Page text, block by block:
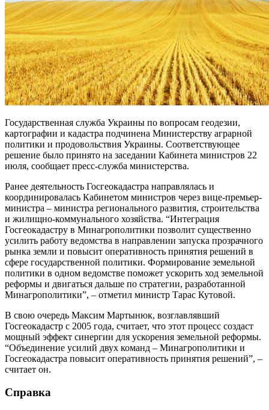
Государственная служба Украины по вопросам геодезии,
картографии и кадастра подчинена Министерству аграрной
политики и продовольствия Украины. Соответствующее
решение было принято на заседании Кабинета министров 22
июля, сообщает пресс-служба министерства.
Ранее деятельность Госгеокадастра направлялась и
координировалась Кабинетом министров через вице-премьер-
министра – министра регионального развития, строительства
и жилищно-коммунального хозяйства. “Интеграция
Госгеокадастру в Минагрополитики позволит существенно
усилить работу ведомства в направлении запуска прозрачного
рынка земли и повысит оперативность принятия решений в
сфере государственной политики. Формирование земельной
политики в одном ведомстве поможет ускорить ход земельной
реформы и двигаться дальше по стратегии, разработанной
Минагрополитики”, – отметил министр Тарас Кутовой.
В свою очередь Максим Мартынюк, возглавлявший
Госгеокадастр с 2005 года, считает, что этот процесс создаст
мощный эффект синергии для ускорения земельной реформы.
“Объединение усилий двух команд – Минагрополитики и
Госгеокадастра повысит оперативность принятия решений”, –
считает он.
Справка